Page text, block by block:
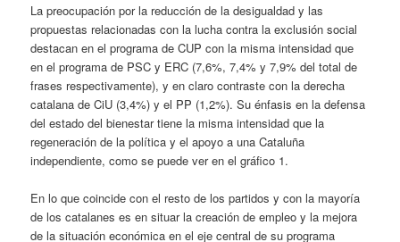
La preocupación por la reducción de la desigualdad y las
propuestas relacionadas con la lucha contra la exclusión social
destacan en el programa de CUP con la misma intensidad que
en el programa de PSC y ERC (7,6%, 7,4% y 7,9% del total de
frases respectivamente), y en claro contraste con la derecha
catalana de CiU (3,4%) y el PP (1,2%). Su énfasis en la defensa
del estado del bienestar tiene la misma intensidad que la
regeneración de la política y el apoyo a una Cataluña
independiente, como se puede ver en el gráfico 1.
En lo que coincide con el resto de los partidos y con la mayoría
de los catalanes es en situar la creación de empleo y la mejora
de la situación económica en el eje central de su programa